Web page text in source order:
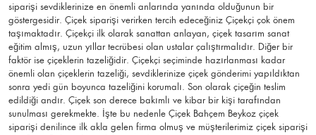
siparişi sevdiklerinize en önemli anlarında yanında olduğunun bir
göstergesidir. Çiçek siparişi verirken tercih edeceğiniz Çiçekçi çok önem
taşımaktadır. Çiçekçi ilk olarak sanattan anlayan, çiçek tasarım sanat
eğitim almış, uzun yıllar tecrübesi olan ustalar çalıştırmalıdır. Diğer bir
faktör ise çiçeklerin tazeliğidir. Çiçekçi seçiminde hazırlanması kadar
önemli olan çiçeklerin tazeliği, sevdiklerinize çiçek gönderimi yapıldıktan
sonra yedi gün boyunca tazeliğini korumalı. Son olarak çiçeğin teslim
edildiği andır. Çiçek son derece bakımlı ve kibar bir kişi tarafından
sunulması gerekmekte. İşte bu nedenle Çiçek Bahçem Beykoz çiçek
siparişi denilince ilk akla gelen firma olmuş ve müşterilerimiz çiçek siparişi